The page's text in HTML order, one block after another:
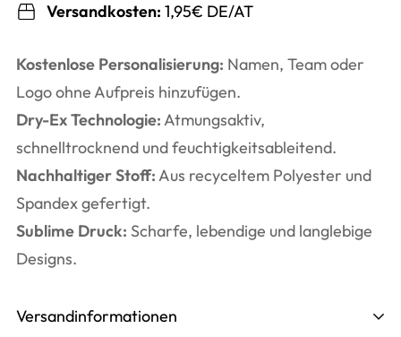
Versandkosten: 1,95€ DE/AT
Kostenlose Personalisierung: Namen, Team oder
Logo ohne Aufpreis hinzufügen.
Dry-Ex Technologie:Atmungsaktiv,
schnelltrocknend und feuchtigkeitsableitend.
Nachhaltiger Stoff:Aus recyceltem Polyester und
Spandex gefertigt.
Sublime Druck: Scharfe, lebendige und langlebige
Designs.
Versandinformationen